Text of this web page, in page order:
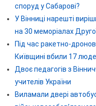
споруд у Сабарові?
У Вінниці нарешті
на 30 меморіалах
Під час ракетно-
Київщині вбили 17
Двоє педагогів з
учителів України
Виламали двері